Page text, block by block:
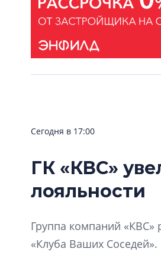
Сегодня в 17:00
ГК «КВС»
лояльности
Группа компаний «КВС»
«Клуба Ваших Соседей».